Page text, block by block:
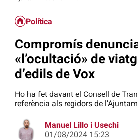
Política
Compromís
«l’ocultació» de
d’edils de Vox
Ho ha fet davant el Consell de
referència als regidors de
Manuel Lillo i Usechi
01/08/2024 15:23